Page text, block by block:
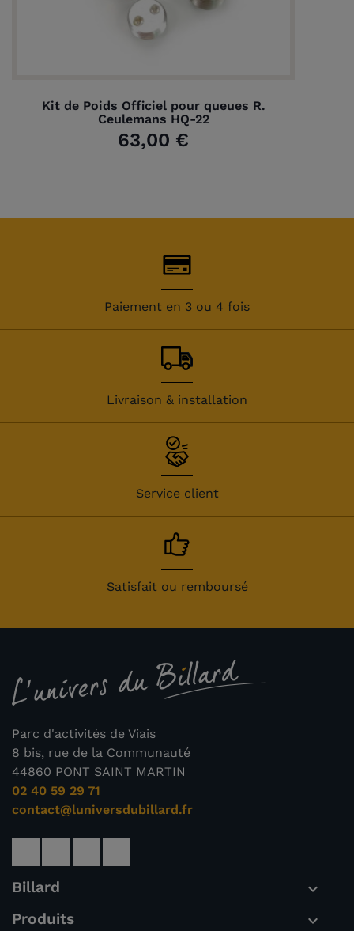
Kit de Poids Officiel pour queues R.
Ceulemans HQ-22
63,00 €
Paiement en 3 ou 4 fois
Livraison & installation
Service client
Satisfait ou remboursé
Parc d'activités de Viais
8 bis, rue de la Communauté
44860 PONT SAINT MARTIN
02 40 59 29 71
contact@luniversdubillard.fr
Billard 
Produits 